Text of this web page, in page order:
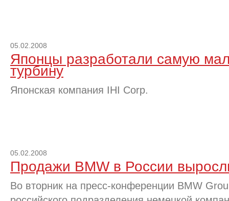
05.02.2008
Японцы разработали самую
турбину
Японская компания IHI Corp.
05.02.2008
Продажи BMW в России
Во вторник на пресс-конференции BMW